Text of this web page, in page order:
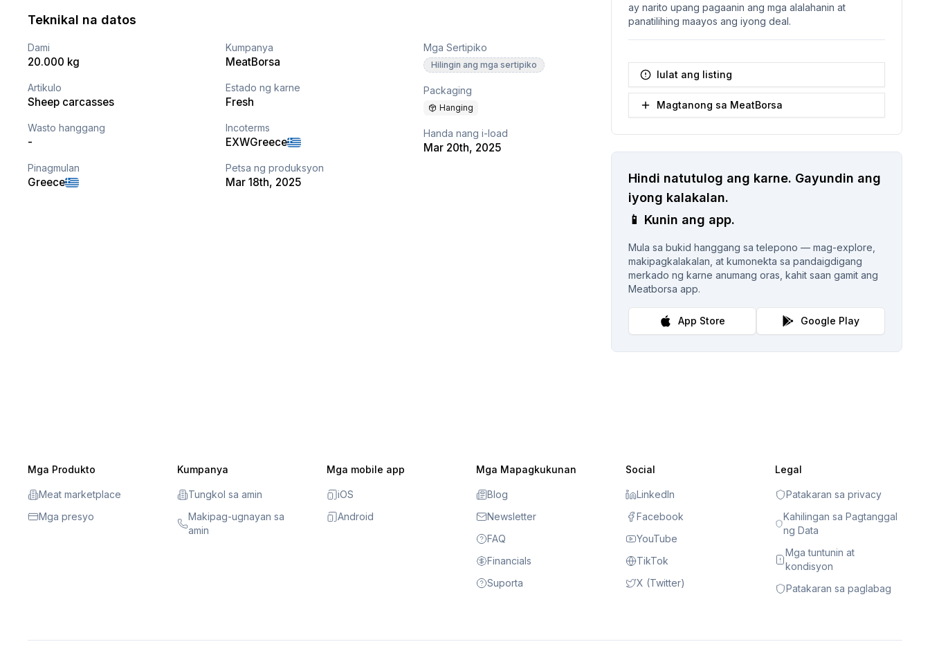
Teknikal na datos
Dami
20.000 kg
Artikulo
Sheep carcasses
Wasto hanggang
-
Pinagmulan
Greece
Kumpanya
MeatBorsa
Estado ng karne
Fresh
Incoterms
EXWGreece
Petsa ng produksyon
Mar 18th, 2025
Mga Sertipiko
Hilingin ang mga sertipiko
Packaging
Hanging
Handa nang i-load
Mar 20th, 2025
ay narito upang pagaanin ang mga alalahanin at
panatilihing maayos ang iyong deal.
Iulat ang listing
Magtanong sa MeatBorsa
Hindi natutulog ang karne. Gayundin ang
iyong kalakalan.
📱 Kunin ang app.
Mula sa bukid hanggang sa telepono — mag-explore,
makipagkalakalan, at kumonekta sa pandaigdigang
merkado ng karne anumang oras, kahit saan gamit ang
Meatborsa app.
App Store Google Play
Mga Produkto
Meat marketplace
Mga presyo
Kumpanya
Tungkol sa amin
Makipag-ugnayan sa
amin
Mga mobile app
iOS
Android
Mga Mapagkukunan
Blog
Newsletter
FAQ
Financials
Suporta
Social
LinkedIn
Facebook
YouTube
TikTok
X (Twitter)
Legal
Patakaran sa privacy
Kahilingan sa Pagtanggal
ng Data
Mga tuntunin at
kondisyon
Patakaran sa paglabag